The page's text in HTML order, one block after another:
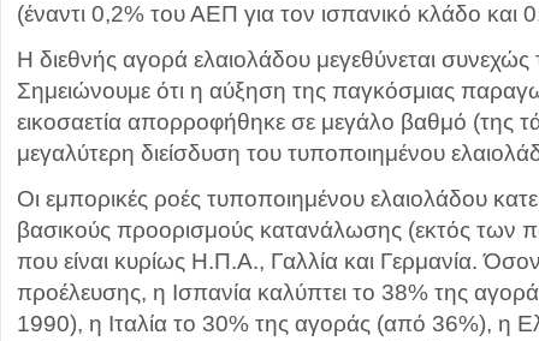
(έναντι 0,2% του ΑΕΠ για τον ισπανικό κλάδο και
Η διεθνής αγορά ελαιολάδου μεγεθύνεται συνεχώς
Σημειώνουμε ότι η αύξηση της παγκόσμιας
εικοσαετία απορροφήθηκε σε μεγάλο βαθμό (της
μεγαλύτερη διείσδυση του τυποποιημένου
Οι εμπορικές ροές τυποποιημένου ελαιολάδου
βασικούς προορισμούς κατανάλωσης (εκτός των
που είναι κυρίως Η.Π.Α., Γαλλία και Γερμανία.
προέλευσης, η Ισπανία καλύπτει το 38% της
1990), η Ιταλία το 30% της αγοράς (από 36%), η